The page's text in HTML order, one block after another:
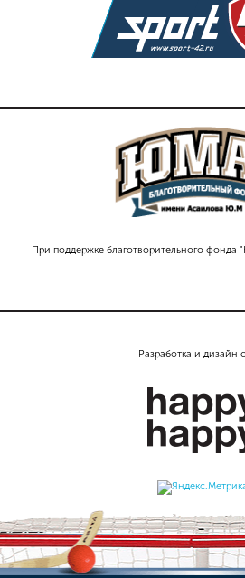
При поддержке благотворительного
Разработка и дизайн